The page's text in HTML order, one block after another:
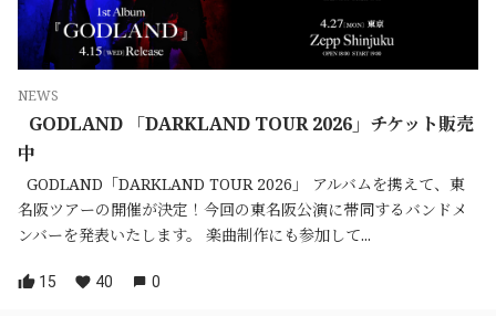
NEWS
GODLAND 「DARKLAND TOUR 2026」チケット販売
中
GODLAND「DARKLAND TOUR 2026」 アルバムを携えて、東
名阪ツアーの開催が決定！今回の東名阪公演に帯同するバンドメ
ンバーを発表いたします。 楽曲制作にも参加して...
15 40 0